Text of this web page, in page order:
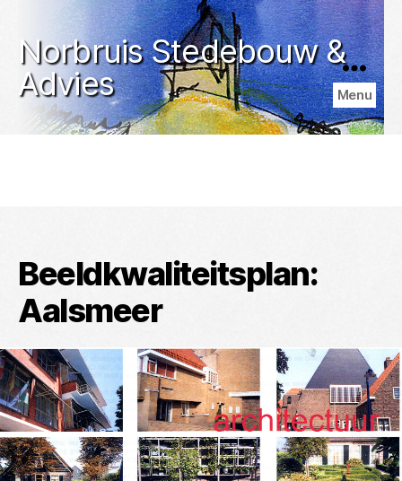
Norbruis Stedebouw &
Advies
Menu
Beeldkwaliteitsplan:
Aalsmeer